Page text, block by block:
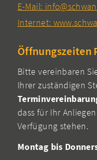
E-Mail:
Internet:
Öffnungszeiten
Bitte vereinbaren
Ihrer zuständigen
dass für Ihr
Verfügung stehen.
Montag bis